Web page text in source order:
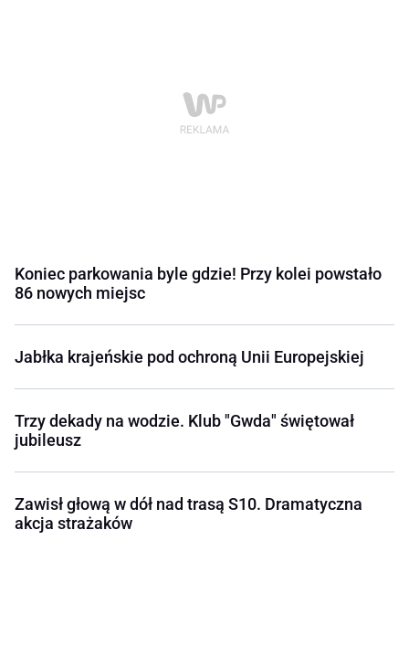
Koniec parkowania byle gdzie! Przy kolei powstało
86 nowych miejsc
Jabłka krajeńskie pod ochroną Unii Europejskiej
Trzy dekady na wodzie. Klub "Gwda" świętował
jubileusz
Zawisł głową w dół nad trasą S10. Dramatyczna
akcja strażaków